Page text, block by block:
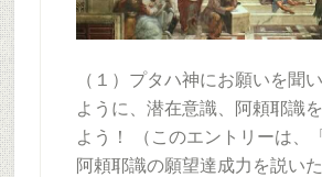
（１）プタハ神にお願いを聞
ように、潜在意識、阿頼耶識
よう！ （このエントリーは、
阿頼耶識の願望達成力を説い